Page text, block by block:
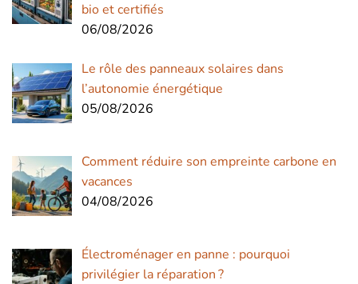
bio et certifiés
06/08/2026
Le rôle des panneaux solaires dans
l’autonomie énergétique
05/08/2026
Comment réduire son empreinte carbone en
vacances
04/08/2026
Électroménager en panne : pourquoi
privilégier la réparation ?